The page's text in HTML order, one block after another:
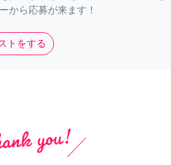
から応募が来ます！
トをする